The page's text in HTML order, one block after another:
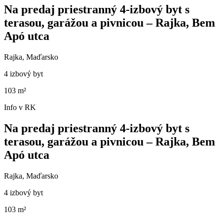
Na predaj priestranný 4-izbový byt s
terasou, garážou a pivnicou – Rajka, Bem
Apó utca
Rajka, Maďarsko
4 izbový byt
103 m²
Info v RK
Na predaj priestranný 4-izbový byt s
terasou, garážou a pivnicou – Rajka, Bem
Apó utca
Rajka, Maďarsko
4 izbový byt
103 m²